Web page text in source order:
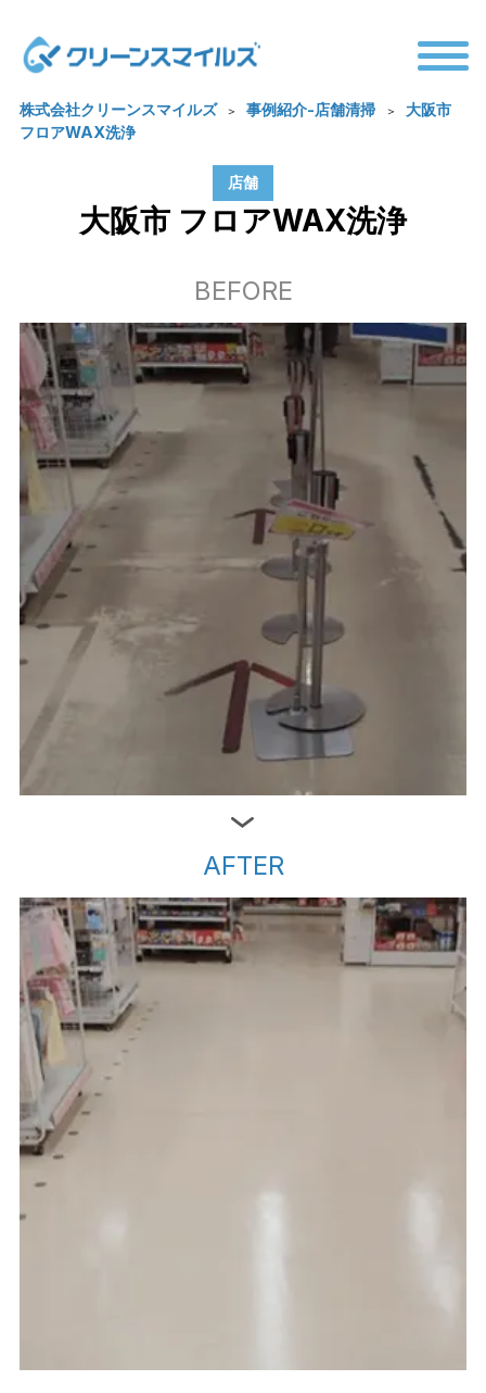
TOP
お客様のお声
お知らせ
お問い合わせ
採用情報
株式会社クリーンスマイルズ 事例紹介-店舗清掃
大阪市
フロアWAX洗浄
店舗
大阪市 フロアWAX洗浄
BEFORE
AFTER